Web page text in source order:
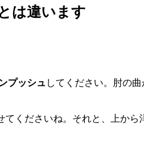
は違います
プッシュ してください。肘の
くださいね。それと、上から